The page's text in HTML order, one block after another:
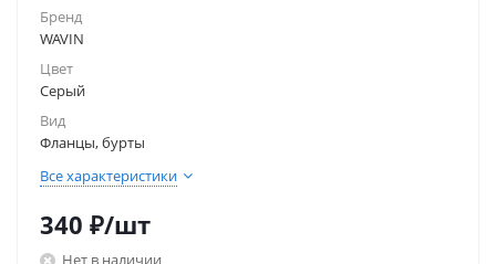
Бренд
WAVIN
Цвет
Серый
Вид
Фланцы, бурты
Все характеристики
340 ₽/шт
Нет в наличии